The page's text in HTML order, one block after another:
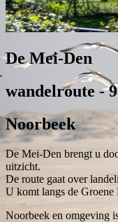
De Mei-Den
wandelroute -
Noorbeek
De Mei-Den brengt u
uitzicht.
De route gaat over
U komt langs de
Noorbeek en omgeving